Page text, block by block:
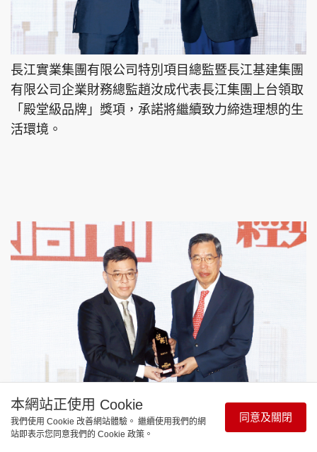
長江實業集團有限公司特別項目總監暨長江基建集團
有限公司企業財務總監趙汝成代表長江集團上台領取
「殿堂級品牌」獎項，承諾將繼續致力締造理想的生
活環境。
本網站正使用 Cookie
我們使用 Cookie 改善網站體驗。 繼續使用我們的網
站即表示您同意我們的 Cookie 政策。
同意及關閉